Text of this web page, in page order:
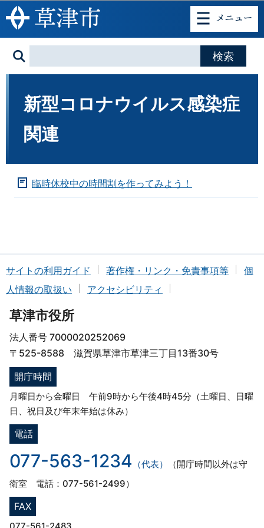
このページの本文へ移動
新型コロナウイルス感染症
関連
臨時休校中の時間割を作ってみよう！
サイトの利用ガイド 著作権・リンク・免責事項等
個
人情報の取扱い
アクセシビリティ
草津市役所
法人番号 7000020252069
〒525-8588 滋賀県草津市草津三丁目13番30号
開庁時間
月曜日から金曜日 午前9時から午後4時45分（土曜日、日曜
日、祝日及び年末年始は休み）
電話
077-563-1234 （代表）
（開庁時間以外は守
衛室 電話：077-561-2499）
FAX